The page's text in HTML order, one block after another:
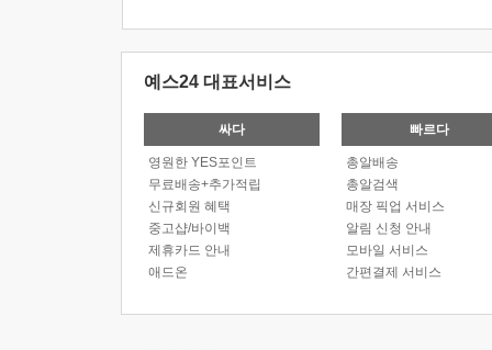
예스24 대표서비스
싸다
영원한 YES포인트
무료배송+추가적립
신규회원 혜택
중고샵/바이백
제휴카드 안내
애드온
빠르다
총알배송
총알검색
매장 픽업 서비스
알림 신청 안내
모바일 서비스
간편결제 서비스